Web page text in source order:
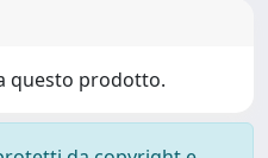
questo prodotto.